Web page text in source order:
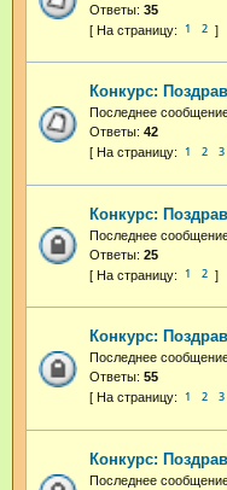
Ответы: 35
1 2
Конкурс:
Последнее
Ответы: 42
1 2 3
Конкурс:
Последнее
Ответы: 25
1 2
Конкурс:
Последнее
Ответы: 55
1 2 3
Конкурс:
Последнее